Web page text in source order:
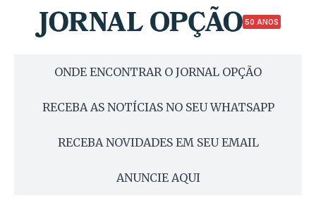
50 ANOS
ONDE ENCONTRAR O JORNAL OPÇÃO
RECEBA AS NOTÍCIAS NO SEU WHATSAPP
RECEBA NOVIDADES EM SEU EMAIL
ANUNCIE AQUI